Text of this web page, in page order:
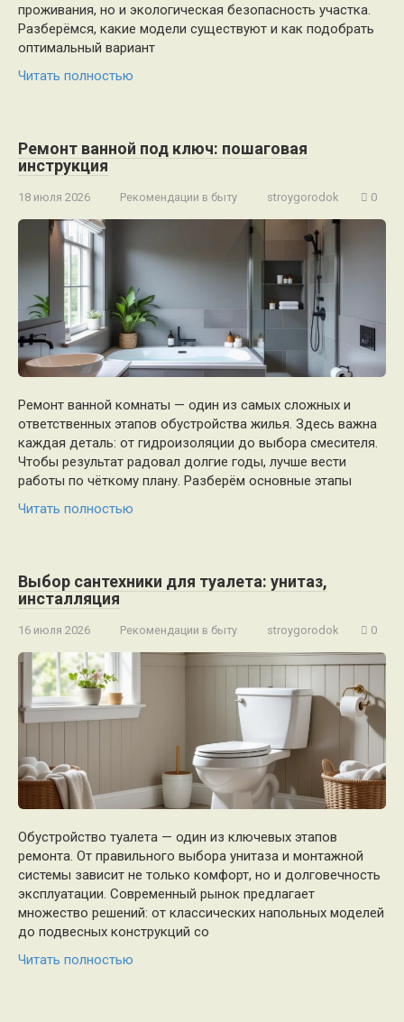
проживания, но и экологическая безопасность участка.
Разберёмся, какие модели существуют и как подобрать
оптимальный вариант
Читать полностью
Ремонт ванной под ключ: пошаговая
инструкция
18 июля 2026 Рекомендации в быту stroygorodok 0
Ремонт ванной комнаты — один из самых сложных и
ответственных этапов обустройства жилья. Здесь важна
каждая деталь: от гидроизоляции до выбора смесителя.
Чтобы результат радовал долгие годы, лучше вести
работы по чёткому плану. Разберём основные этапы
Читать полностью
Выбор сантехники для туалета: унитаз,
инсталляция
16 июля 2026 Рекомендации в быту stroygorodok 0
Обустройство туалета — один из ключевых этапов
ремонта. От правильного выбора унитаза и монтажной
системы зависит не только комфорт, но и долговечность
эксплуатации. Современный рынок предлагает
множество решений: от классических напольных моделей
до подвесных конструкций со
Читать полностью